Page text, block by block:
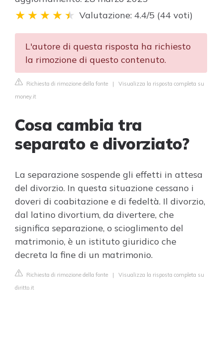
Valutazione: 4.4/5 (44 voti)
L'autore di questa risposta ha richiesto
la rimozione di questo contenuto.
Richiesta di rimozione della fonte | Visualizza la risposta completa su
money.it
Cosa cambia tra
separato e divorziato?
La separazione sospende gli effetti in attesa
del divorzio. In questa situazione cessano i
doveri di coabitazione e di fedeltà. Il divorzio,
dal latino divortium, da divertere, che
significa separazione, o scioglimento del
matrimonio, è un istituto giuridico che
decreta la fine di un matrimonio.
Richiesta di rimozione della fonte | Visualizza la risposta completa su
diritto.it